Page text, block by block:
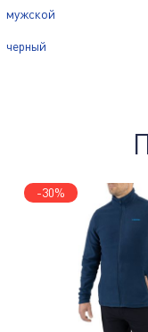
мужской
черный
-30%